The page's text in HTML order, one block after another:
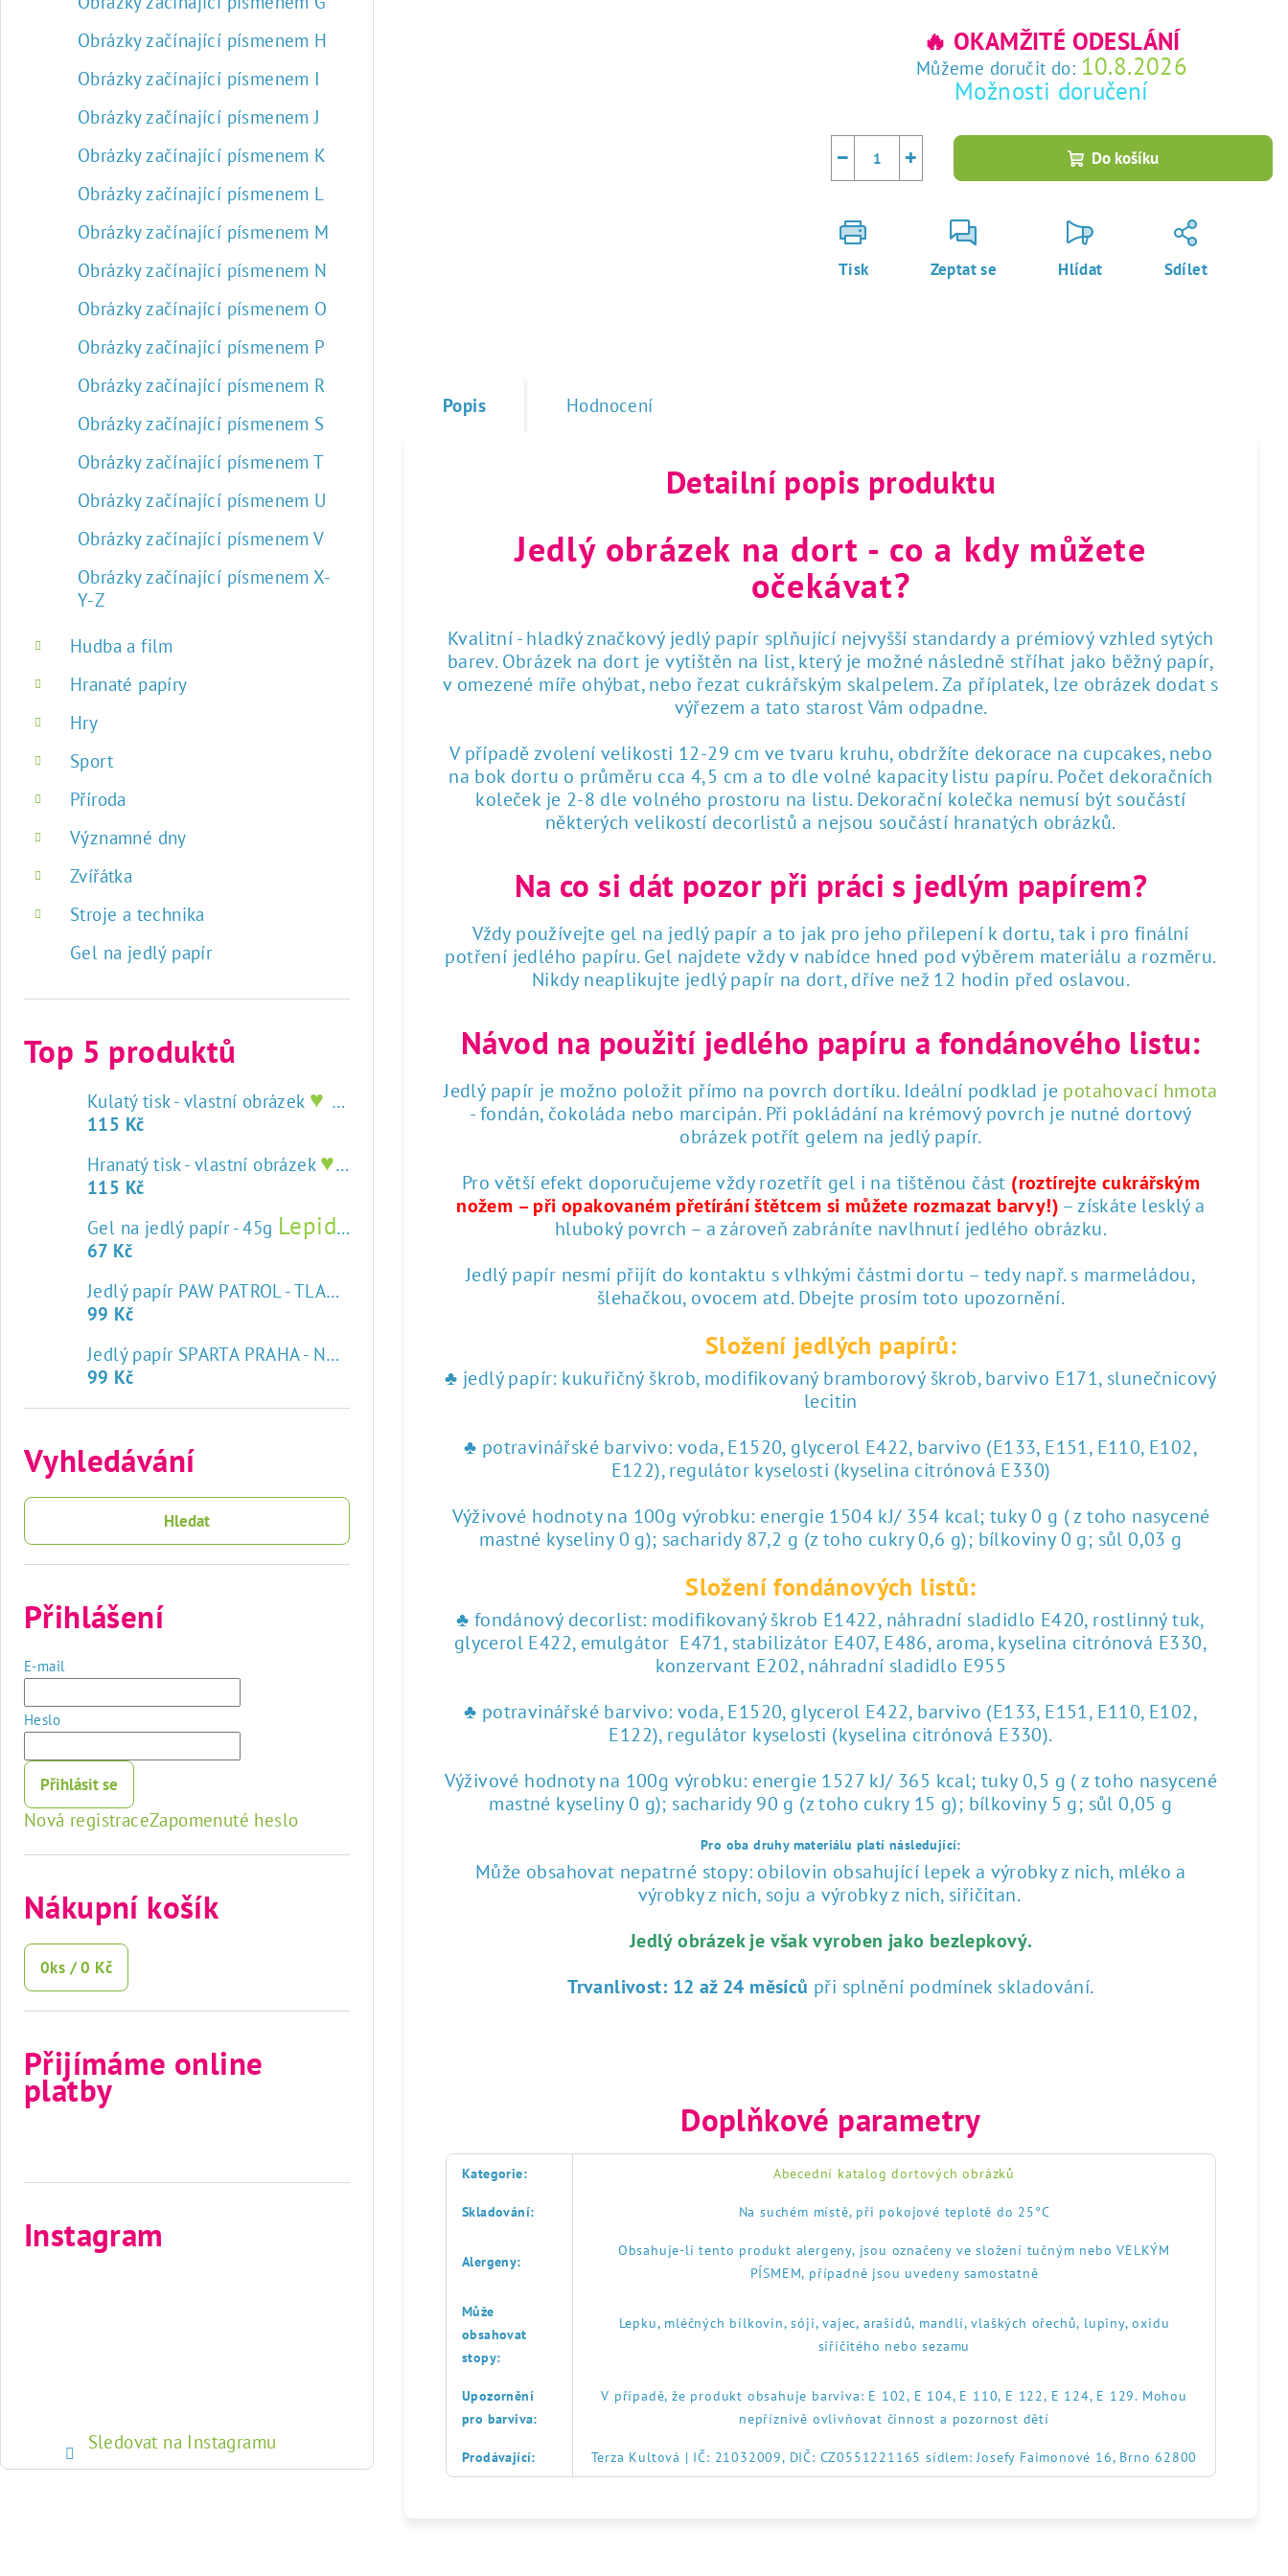
Obrázky začínající písmenem H
Obrázky začínající písmenem I
Obrázky začínající písmenem J
Obrázky začínající písmenem K
Obrázky začínající písmenem L
Obrázky začínající písmenem M
Obrázky začínající písmenem N
Obrázky začínající písmenem O
Obrázky začínající písmenem P
Obrázky začínající písmenem R
Obrázky začínající písmenem S
Obrázky začínající písmenem T
Obrázky začínající písmenem U
Obrázky začínající písmenem V
Obrázky začínající písmenem X-
Y-Z
Hudba a film
Hranaté papíry
Hry
Sport
Příroda
Významné dny
Zvířátka
Stroje a technika
Gel na jedlý papír
Top 5 produktů
Kulatý tisk - vlastní obrázek ♥ tisk na jedlý papír
115 Kč
Hranatý tisk - vlastní obrázek ♥ tisk na jedlý papír
115 Kč
Gel na jedlý papír - 45g Lepidlo na jedlý papír
67 Kč
Jedlý papír PAW PATROL - TLAPKOVÁ PATROLA
♥ tisk na jedlý papír
99 Kč
Jedlý papír SPARTA PRAHA - NOVÝ ZNAK
99 Kč
Vyhledávání
Hledat
Přihlášení
E-mail
Heslo
Přihlásit se
Nová registraceZapomenuté heslo
Nákupní košík
0ks /0 Kč
Přijímáme online
platby
Instagram
Sledovat na Instagramu
🔥 OKAMŽITÉ ODESLÁNÍ
Můžeme doručit do: 10.8.2026
Možnosti doručení
+
− Do košíku
Tisk Zeptat se Hlídat Sdílet
Popis Hodnocení
Detailní popis produktu
Jedlý obrázek na dort - co a kdy můžete
očekávat?
Kvalitní - hladký značkový jedlý papír splňující nejvyšší standardy a prémiový vzhled sytých
barev. Obrázek na dort je vytištěn na list, který je možné následně stříhat jako běžný papír,
v omezené míře ohýbat, nebo řezat cukrářským skalpelem. Za příplatek, lze obrázek dodat s
výřezem a tato starost Vám odpadne.
V případě zvolení velikosti 12-29 cm ve tvaru kruhu, obdržíte dekorace na cupcakes, nebo
na bok dortu o průměru cca 4,5 cm a to dle volné kapacity listu papíru. Počet dekoračních
koleček je 2-8 dle volného prostoru na listu. Dekorační kolečka nemusí být součástí
některých velikostí decorlistů a nejsou součástí hranatých obrázků.
Na co si dát pozor při práci s jedlým papírem?
Vždy používejte gel na jedlý papír a to jak pro jeho přilepení k dortu, tak i pro finální
potření jedlého papíru. Gel najdete vždy v nabídce hned pod výběrem materiálu a rozměru.
Nikdy neaplikujte jedlý papír na dort, dříve než 12 hodin před oslavou.
Návod na použití jedlého papíru a fondánového listu:
Jedlý papír je možno položit přímo na povrch dortíku. Ideální podklad je potahovací hmota
- fondán, čokoláda nebo marcipán. Při pokládání na krémový povrch je nutné dortový
obrázek potřít gelem na jedlý papír.
Pro větší efekt doporučujeme vždy rozetřít gel i na tištěnou část (roztírejte cukrářským
nožem – při opakovaném přetírání štětcem si můžete rozmazat barvy!) – získáte lesklý a
hluboký povrch – a zároveň zabráníte navlhnutí jedlého obrázku.
Jedlý papír nesmí přijít do kontaktu s vlhkými částmi dortu – tedy např. s marmeládou,
šlehačkou, ovocem atd. Dbejte prosím toto upozornění.
Složení jedlých papírů:
♣ jedlý papír: kukuřičný škrob, modifikovaný bramborový škrob, barvivo E171, slunečnicový
lecitin
♣ potravinářské barvivo: voda, E1520, glycerol E422, barvivo (E133, E151, E110, E102,
E122), regulátor kyselosti (kyselina citrónová E330)
Výživové hodnoty na 100g výrobku: energie 1504 kJ/ 354 kcal; tuky 0 g ( z toho nasycené
mastné kyseliny 0 g); sacharidy 87,2 g (z toho cukry 0,6 g); bílkoviny 0 g; sůl 0,03 g
Složení fondánových listů:
♣ fondánový decorlist: modifikovaný škrob E1422, náhradní sladidlo E420, rostlinný tuk,
glycerol E422, emulgátor E471, stabilizátor E407, E486, aroma, kyselina citrónová E330,
konzervant E202, náhradní sladidlo E955
♣ potravinářské barvivo: voda, E1520, glycerol E422, barvivo (E133, E151, E110, E102,
E122), regulátor kyselosti (kyselina citrónová E330).
Výživové hodnoty na 100g výrobku: energie 1527 kJ/ 365 kcal; tuky 0,5 g ( z toho nasycené
mastné kyseliny 0 g); sacharidy 90 g (z toho cukry 15 g); bílkoviny 5 g; sůl 0,05 g
Pro oba druhy materiálu platí následující:
Může obsahovat nepatrné stopy: obilovin obsahující lepek a výrobky z nich, mléko a
výrobky z nich, soju a výrobky z nich, siřičitan.
Jedlý obrázek je však vyroben jako bezlepkový.
Trvanlivost: 12 až 24 měsíců při splnění podmínek skladování.
Doplňkové parametry
Kategorie: Abecední katalog dortových obrázků
Skladování: Na suchém místě, při pokojové teplotě do 25°C
Alergeny:
Obsahuje-li tento produkt alergeny, jsou označeny ve složení tučným nebo VELKÝM
PÍSMEM, případně jsou uvedeny samostatně
Může
obsahovat
stopy:
Lepku, mléčných bílkovin, sóji, vajec, arašídů, mandlí, vlaškých ořechů, lupiny, oxidu
siřičitého nebo sezamu
Upozornění
pro barviva:
V případě, že produkt obsahuje barviva: E 102, E 104, E 110, E 122, E 124, E 129. Mohou
nepříznivě ovlivňovat činnost a pozornost dětí
Prodávající: Terza Kultová | IČ: 21032009, DIČ: CZ0551221165 sídlem: Josefy Faimonové 16, Brno 62800